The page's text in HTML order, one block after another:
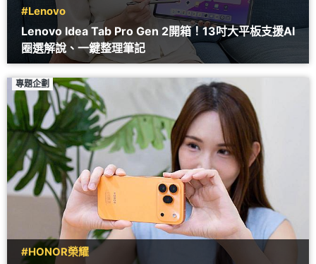
#Lenovo
Lenovo Idea Tab Pro Gen 2開箱！13吋大平板支援AI
圈選解說、一鍵整理筆記
專題企劃
#HONOR榮耀